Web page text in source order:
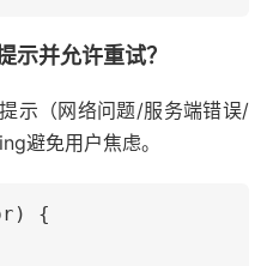
示并允许重试？
示（网络问题/服务端错误/
避免用户焦虑。
{